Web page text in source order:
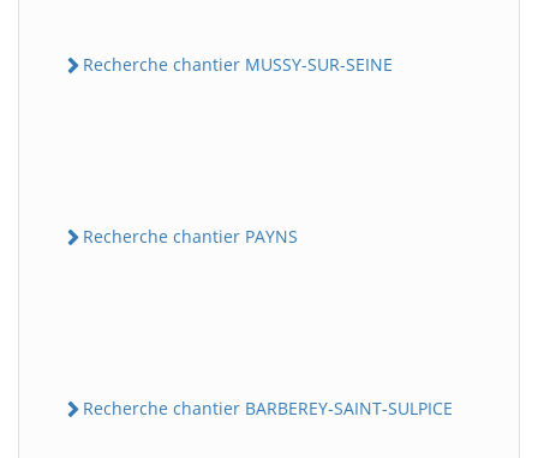
Recherche chantier MUSSY-SUR-SEINE
Recherche chantier PAYNS
Recherche chantier BARBEREY-SAINT-SULPICE